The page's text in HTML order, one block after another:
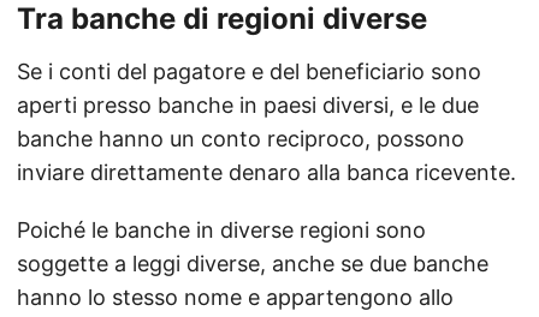
Tra banche di regioni diverse
Se i conti del pagatore e del beneficiario sono
aperti presso banche in paesi diversi, e le due
banche hanno un conto reciproco, possono
inviare direttamente denaro alla banca ricevente.
Poiché le banche in diverse regioni sono
soggette a leggi diverse, anche se due banche
hanno lo stesso nome e appartengono allo